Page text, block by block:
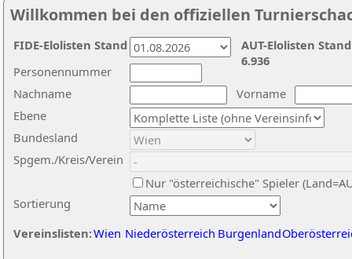
Willkommen bei den offiziellen
Nachname
Vorname
Ebene
Sortierung
Personennummer
Bundesland
Spgem./Kreis/Verein
Nur "österreichische" Spieler
Vereinslisten:Wien Niederösterreich Burgenland
AUT-Elolisten
6.936
FIDE-Elolisten Stand